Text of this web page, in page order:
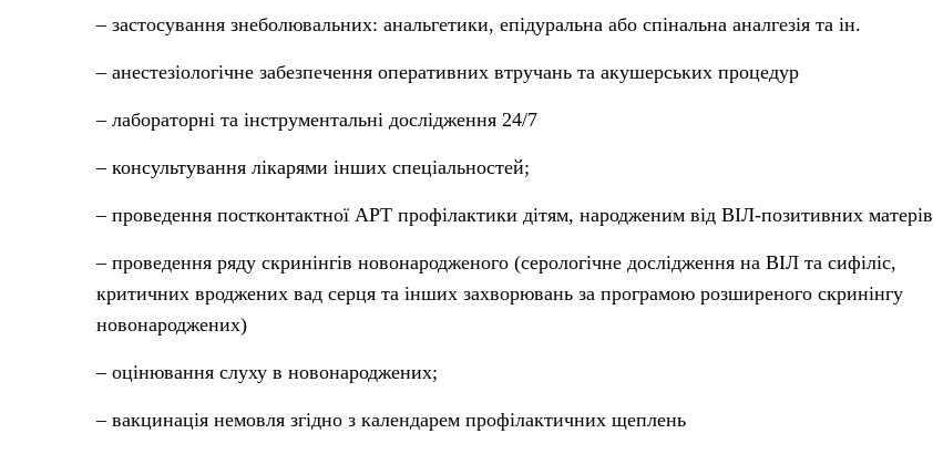
– застосування знеболювальних: анальгетики, епідуральна або спінальна аналгезія та ін.
– анестезіологічне забезпечення оперативних втручань та акушерських процедур
– лабораторні та інструментальні дослідження 24/7
– консультування лікарями інших спеціальностей;
– проведення постконтактної АРТ профілактики дітям, народженим від ВІЛ-позитивних матерів
– проведення ряду скринінгів новонародженого (серологічне дослідження на ВІЛ та сифіліс,
критичних вроджених вад серця та інших захворювань за програмою розширеного скринінгу
новонароджених)
– оцінювання слуху в новонароджених;
– вакцинація немовля згідно з календарем профілактичних щеплень